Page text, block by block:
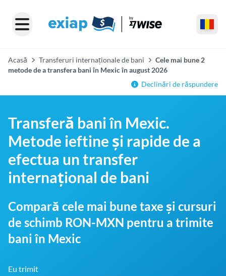
Acasă Transferuri internaționale de bani
Cele mai bune 2
metode de a transfera bani în Mexic în august 2026
Declinări de răspundere
Transferă bani în Mexic.
Metode ieftine și rapide de a
efectua un transfer
internațional de bani
Compară cele mai bune taxe și cursuri
de schimb RON-MXN pentru a trimite
bani în Mexic
Eu trimit